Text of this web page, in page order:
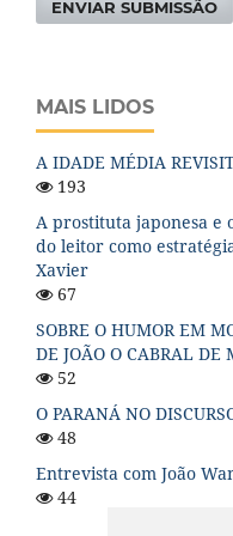
ENVIAR SUBMISSÃO
MAIS LIDOS
A IDADE MÉDIA
193
A prostituta japonesa e
do leitor como
Xavier
67
SOBRE O HUMOR EM
DE JOÃO O CABRAL DE
52
O PARANÁ NO
48
Entrevista com João
44